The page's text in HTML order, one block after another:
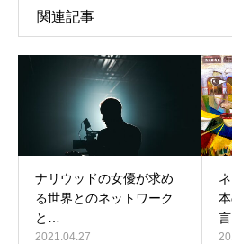
関連記事
ナリウッドの女優が求め
る世界とのネットワーク
と…
2021.04.27